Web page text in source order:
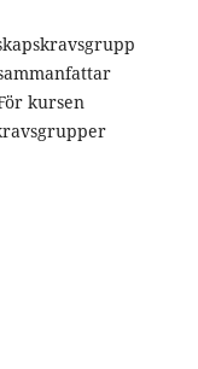
kursen